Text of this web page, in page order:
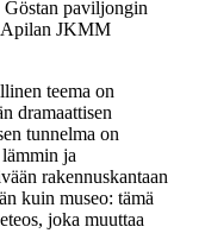
paviljongin
Apilan JKMM
teema on
dramaattisen
tunnelma on
ja
rakennuskantaan
kuin museo: tämä
joka muuttaa